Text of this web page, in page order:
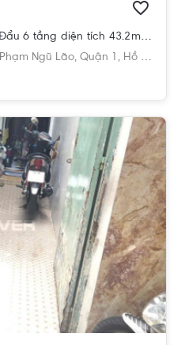
Nhà phố Đường Đỗ Quang Đẩu 6 tầng diện tích 43.2m² pháp lý sổ hồng.
Phạm Ngũ Lão, Quận 1, Hồ Chí Minh